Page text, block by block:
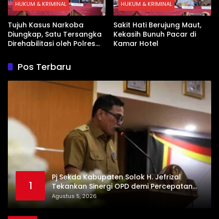
HUKUM & KRIMINAL
Tujuh Kasus Narkoba
Diungkap, Satu Tersangka
Direhabilitasi oleh Polres
HUKUM & KRIMINAL
Sakit Hati Berujung Maut,
Kekasih Bunuh Pacar di
Kamar Hotel
Pos Terbaru
1
Pj Sekda Kabupaten Solok H. Jefrizal
Tekankan Sinergi OPD demi Percepatan
Pembangunan Daerah
Agustus 5, 2026